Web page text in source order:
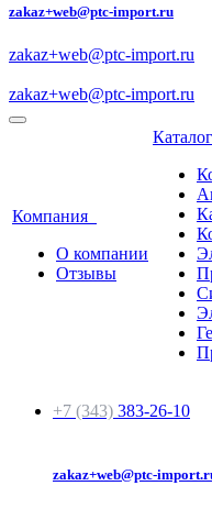
zakaz+web@ptc-import.ru
zakaz+web@ptc-import.ru
zakaz+web@ptc-import.ru
Компания
О компании
Отзывы
Каталог
+7 (343) 383-26-10
zakaz+web@ptc-